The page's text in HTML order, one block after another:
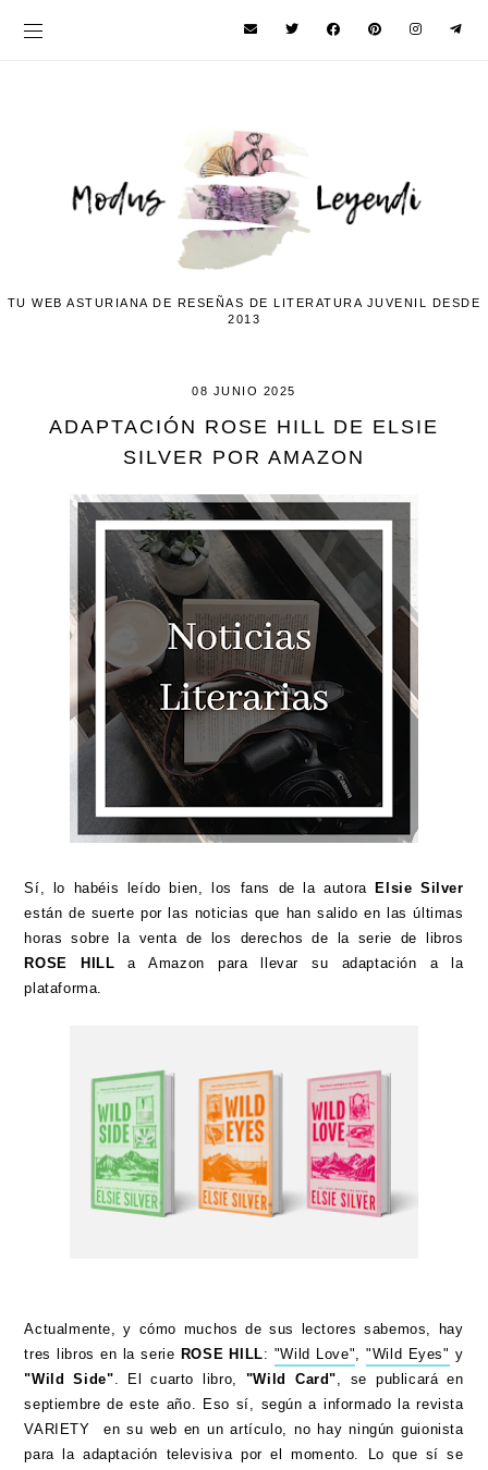
TU WEB ASTURIANA DE RESEÑAS DE LITERATURA JUVENIL DESDE
2013
08 JUNIO 2025
ADAPTACIÓN ROSE HILL DE ELSIE
SILVER POR AMAZON
Sí, lo habéis leído bien, los fans de la autora Elsie Silver
están de suerte por las noticias que han salido en las últimas
horas sobre la venta de los derechos de la serie de libros
ROSE HILL a Amazon para llevar su adaptación a la
plataforma.
Actualmente, y cómo muchos de sus lectores sabemos, hay
tres libros en la serie ROSE HILL: "Wild Love","Wild Eyes" y
"Wild Side". El cuarto libro, "Wild Card", se publicará en
septiembre de este año. Eso sí, según a informado la revista
VARIETY en su web en un artículo, no hay ningún guionista
para la adaptación televisiva por el momento. Lo que sí se